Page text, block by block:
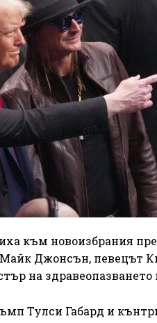
към новоизбрания
Джонсън, певецът
на
Тулси Габард и